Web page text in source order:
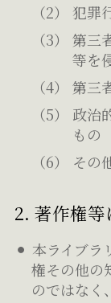
犯罪
第三
等を
第三
政治
もの
その
2. 著作権等
本ライブラ
権その他の
のではなく